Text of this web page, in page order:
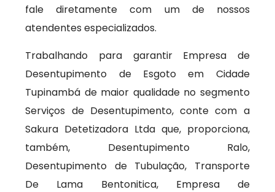
fale diretamente com um de nossos
atendentes especializados.
Trabalhando para garantir Empresa de
Desentupimento de Esgoto em Cidade
Tupinambá de maior qualidade no segmento
Serviços de Desentupimento, conte com a
Sakura Detetizadora Ltda que, proporciona,
também, Desentupimento Ralo,
Desentupimento de Tubulação, Transporte
De Lama Bentonitica, Empresa de